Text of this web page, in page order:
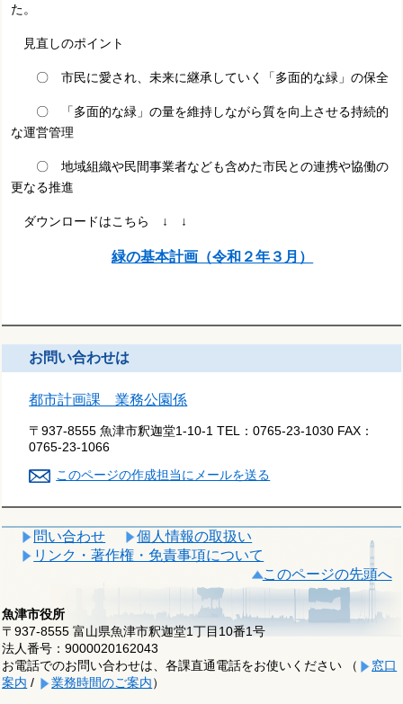
た。
見直しのポイント
〇 市民に愛され、未来に継承していく「多面的な緑」の保全
〇 「多面的な緑」の量を維持しながら質を向上させる持続的
な運営管理
〇 地域組織や民間事業者なども含めた市民との連携や協働の
更なる推進
ダウンロードはこちら ↓ ↓
緑の基本計画（令和２年３月）
お問い合わせは
都市計画課 業務公園係
〒937-8555 魚津市釈迦堂1-10-1 TEL：0765-23-1030 FAX：
0765-23-1066
このページの作成担当にメールを送る
問い合わせ
個人情報の取扱い
リンク・著作権・免責事項について
このページの先頭へ
魚津市役所
〒937-8555 富山県魚津市釈迦堂1丁目10番1号
法人番号：9000020162043
お電話でのお問い合わせは、各課直通電話をお使いください （
窓口
案内 / 業務時間のご案内）